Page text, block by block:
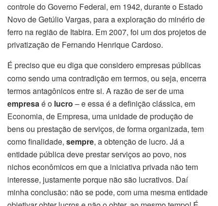
controle do Governo Federal, em 1942, durante o Estado
Novo de Getúlio Vargas, para a exploração do minério de
ferro na região de Itabira. Em 2007, foi um dos projetos de
privatização de Fernando Henrique Cardoso.
É preciso que eu diga que considero empresas públicas
como sendo uma contradição em termos, ou seja, encerra
termos antagônicos entre si. A razão de ser de uma
empresaé o lucro – e essa é a definição clássica, em
Economia, de Empresa, uma unidade de produção de
bens ou prestação de serviços, de forma organizada, tem
como finalidade, sempre, a obtenção de lucro. Já a
entidade pública deve prestar serviços ao povo, nos
nichos econômicos em que a iniciativa privada não tem
interesse, justamente porque não são lucrativos. Daí
minha conclusão: não se pode, com uma mesma entidade